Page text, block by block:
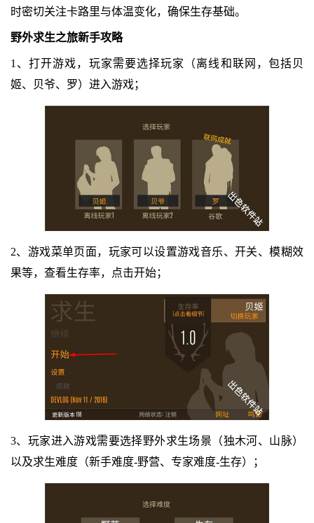
时密切关注卡路里与体温变化，确保生存基础。
野外求生之旅新手攻略
1、打开游戏，玩家需要选择玩家（离线和联网，包括贝
姬、贝爷、罗）进入游戏；
2、游戏菜单页面，玩家可以设置游戏音乐、开关、模糊效
果等，查看生存率，点击开始；
3、玩家进入游戏需要选择野外求生场景（独木河、山脉）
以及求生难度（新手难度-野营、专家难度-生存）；